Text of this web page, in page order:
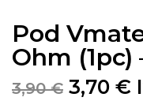
Pod
Ohm (1pc)
3,90€ 3,70 €